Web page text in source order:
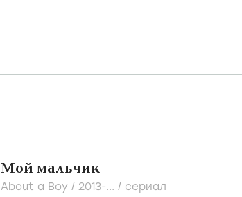
Мой мальчик
About a Boy / 2013-... / сериал